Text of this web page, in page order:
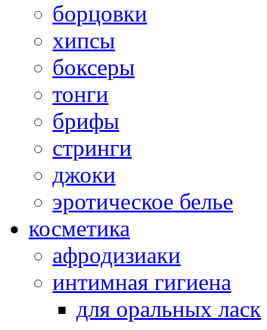
борцовки
хипсы
боксеры
тонги
брифы
стринги
джоки
эротическое белье
косметика
афродизиаки
интимная гигиена
для оральных ласк